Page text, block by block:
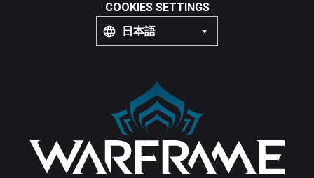
COOKIES SETTINGS
日本語